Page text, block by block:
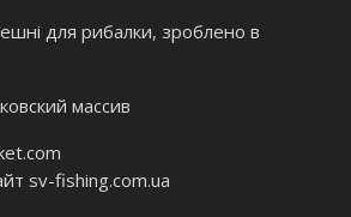
для рибалки, зроблено в
массив
sv-fishing.com.ua